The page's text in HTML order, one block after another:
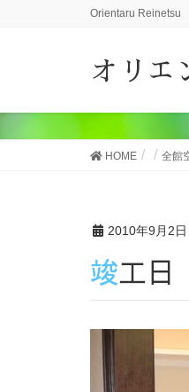
Orientaru Reinetsu
オリエ
HOME 全館
2010年9月2日
竣工